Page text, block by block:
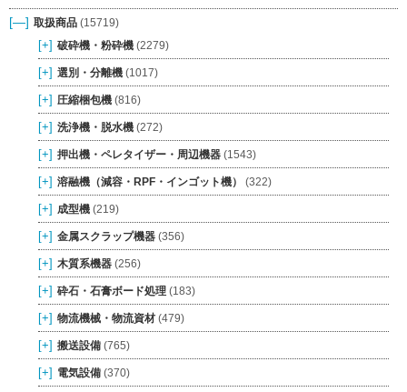
[—] 取扱商品 (15719)
[+] 破砕機・粉砕機 (2279)
[+] 選別・分離機 (1017)
[+] 圧縮梱包機 (816)
[+] 洗浄機・脱水機 (272)
[+] 押出機・ペレタイザー・周辺機器 (1543)
[+] 溶融機（減容・RPF・インゴット機） (322)
[+] 成型機 (219)
[+] 金属スクラップ機器 (356)
[+] 木質系機器 (256)
[+] 砕石・石膏ボード処理 (183)
[+] 物流機械・物流資材 (479)
[+] 搬送設備 (765)
[+] 電気設備 (370)